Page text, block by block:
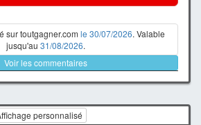
sur toutgagner.com le 30/07/2026. Valable
jusqu'au 31/08/2026.
Voir les commentaires
personnalisé